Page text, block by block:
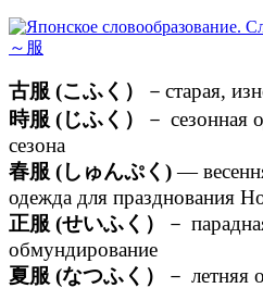
古服 (こふく）
－старая,
時服 (じふく）
－ сезонная
сезона
春服 (しゅんぷく)—
одежда для празднования
正服 (せいふく）
－
обмундирование
夏服 (なつふく）
－ летняя